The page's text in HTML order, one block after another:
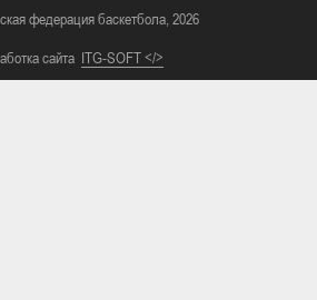
федерация баскетбола, 2026
сайта ITG-SOFT </>